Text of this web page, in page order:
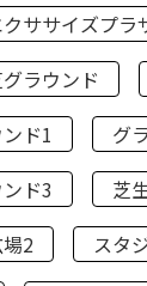
ササイズプラ
ラウンド
ド1
グ
ド3
芝
2
スタ